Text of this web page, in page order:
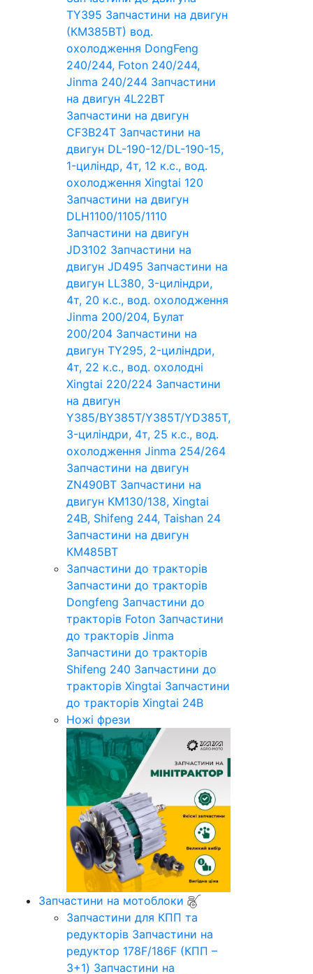
TY395 Запчастини на двигун
(КМ385ВТ) вод.
охолодження DongFeng
240/244, Foton 240/244,
Jinma 240/244 Запчастини
на двигун 4L22BT
Запчастини на двигун
CF3B24T Запчастини на
двигун DL-190-12/DL-190-15,
1-циліндр, 4т, 12 к.с., вод.
охолодження Xingtai 120
Запчастини на двигун
DLH1100/1105/1110
Запчастини на двигун
JD3102 Запчастини на
двигун JD495 Запчастини на
двигун LL380, 3-циліндри,
4т, 20 к.с., вод. охолодження
Jinma 200/204, Булат
200/204 Запчастини на
двигун TY295, 2-циліндри,
4т, 22 к.с., вод. охолодні
Xingtai 220/224 Запчастини
на двигун
Y385/BY385T/Y385T/YD385T,
3-циліндри, 4т, 25 к.с., вод.
охолодження Jinma 254/264
Запчастини на двигун
ZN490BT Запчастини на
двигун КМ130/138, Xingtai
24B, Shifeng 244, Taishan 24
Запчастини на двигун
КМ485ВТ
Запчастини до тракторів
Запчастини до тракторів
Dongfeng Запчастини до
тракторів Foton Запчастини
до тракторів Jinma
Запчастини до тракторів
Shifeng 240 Запчастини до
тракторів Xingtai Запчастини
до тракторів Xingtai 24B
Ножі фрези
Запчастини на мотоблоки
Запчастини для КПП та
редукторів Запчастини на
редуктор 178F/186F (КПП –
3+1) Запчастини на